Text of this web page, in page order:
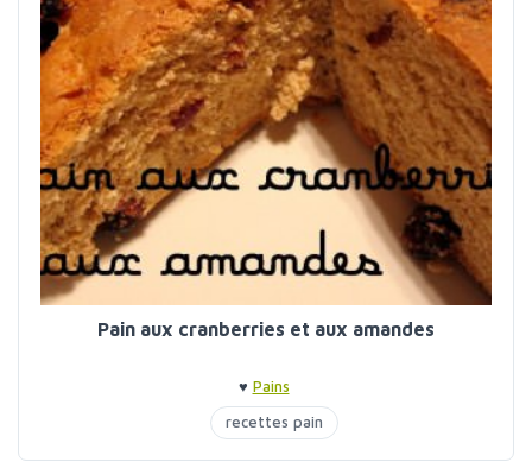
Pain aux cranberries et aux amandes
♥ Pains
recettes pain